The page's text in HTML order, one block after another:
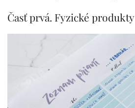
Časť prvá. Fyzické produkty